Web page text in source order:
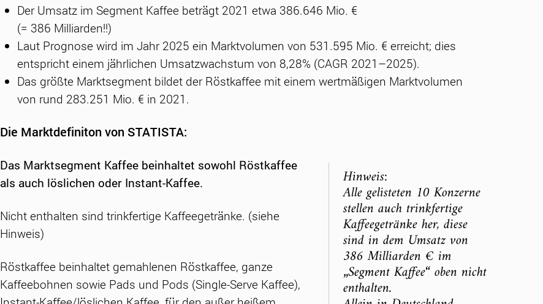
Der Umsatz im Segment Kaffee beträgt 2021 etwa 386.646 Mio. €
(= 386 Milliarden!!)
Laut Prognose wird im Jahr 2025 ein Marktvolumen von 531.595 Mio. € erreicht; dies
entspricht einem jährlichen Umsatzwachstum von 8,28% (CAGR 2021–2025).
Das größte Marktsegment bildet der Röstkaffee mit einem wertmäßigen Marktvolumen
von rund 283.251 Mio. € in 2021.
Die Marktdefiniton von STATISTA:
Hinweis:
Alle gelisteten 10 Konzerne
stellen auch trinkfertige
Kaffeegetränke her, diese
sind in dem Umsatz von
386 Milliarden € im
„Segment Kaffee“ oben nicht
enthalten.
Das Marktsegment Kaffee beinhaltet sowohl Röstkaffee
als auch löslichen oder Instant-Kaffee.
Nicht enthalten sind trinkfertige Kaffeegetränke. (siehe
Hinweis)
Röstkaffee beinhaltet gemahlenen Röstkaffee, ganze
Kaffeebohnen sowie Pads und Pods (Single-Serve Kaffee),